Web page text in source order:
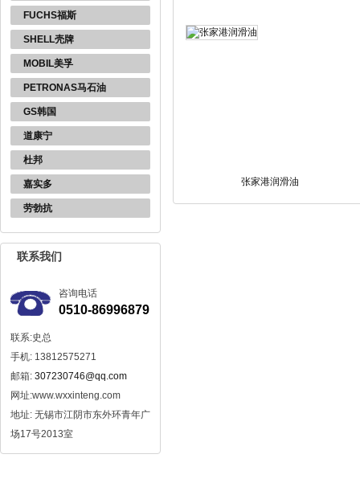
FUCHS福斯
SHELL壳牌
MOBIL美孚
PETRONAS马石油
GS韩国
道康宁
杜邦
嘉实多
劳勃抗
联系我们
咨询电话
0510-86996879
联系:史总
手机: 13812575271
邮箱: 307230746@qq.com
网址:www.wxxinteng.com
地址: 无锡市江阴市东外环青年广
场17号2013室
张家港润滑油